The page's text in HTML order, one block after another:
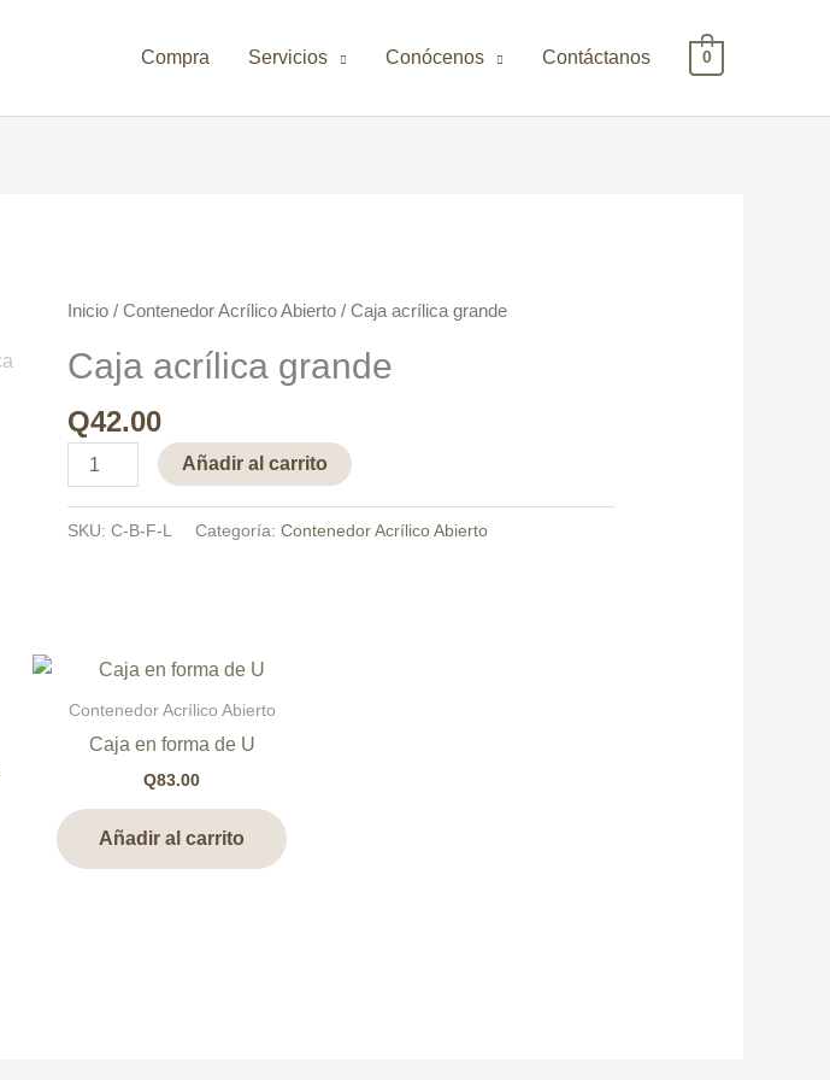
Compra Servicios Conócenos Contáctanos 0
Inicio /Contenedor Acrílico Abierto / Caja acrílica grande
Caja acrílica grande
Q42.00
Caja
grande
Añadir al carrito
SKU:C-B-F-L Categoría:Contenedor Acrílico Abierto
Contenedor Acrílico Abierto
Caja en forma de U
Q83.00
Añadir al carrito